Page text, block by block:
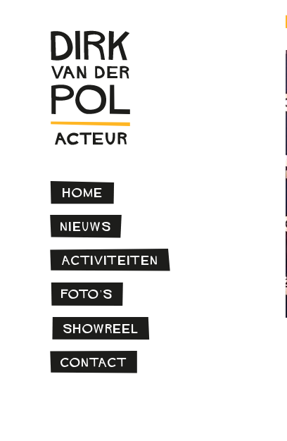
Home
Nieuws
Activiteiten
Foto’s
Showreel
Contact